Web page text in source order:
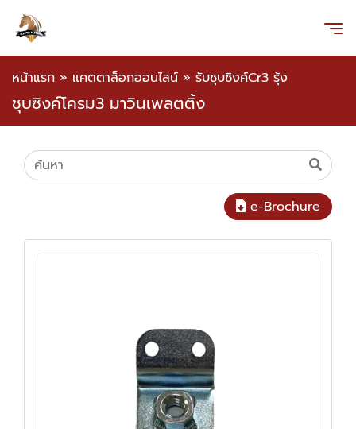
หน้าแรก » แคตตาล็อกออนไลน์ » รับชุบซิงค์Cr3 รุ้ง
ชุบซิงค์โครม3 มาวินเพลตติ้ง
e-Brochure